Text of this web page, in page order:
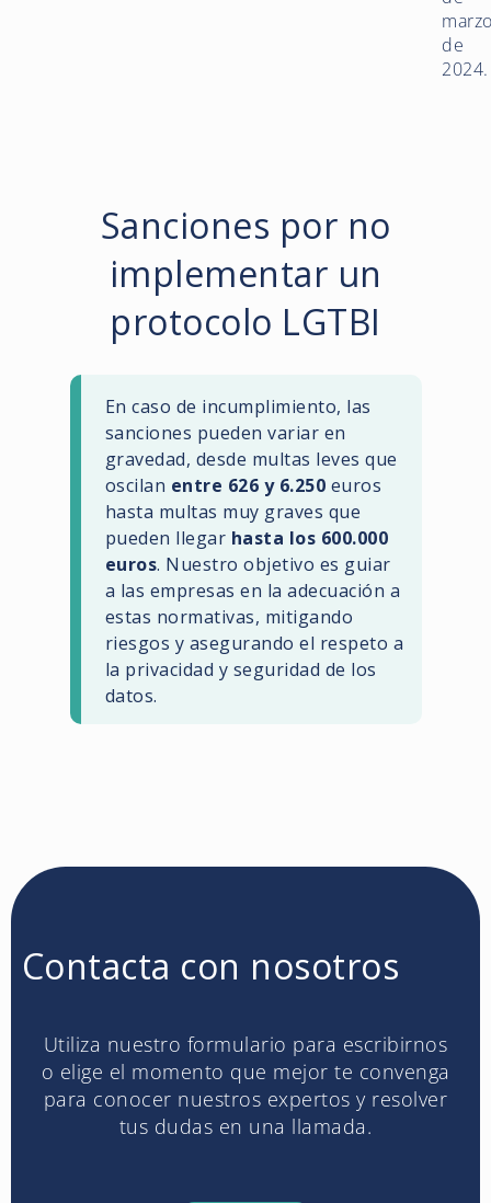
de
Sanciones por no
implementar un
protocolo LGTBI
En caso de incumplimiento, las
sanciones pueden variar en
gravedad, desde multas leves que
oscilan entre 626 y 6.250 euros
hasta multas muy graves que
pueden llegar hasta los 600.000
euros. Nuestro objetivo es guiar
a las empresas en la adecuación a
estas normativas, mitigando
riesgos y asegurando el respeto a
la privacidad y seguridad de los
datos.
Contacta con nosotros
Utiliza nuestro formulario para escribirnos
o elige el momento que mejor te convenga
para conocer nuestros expertos y resolver
tus dudas en una llamada.